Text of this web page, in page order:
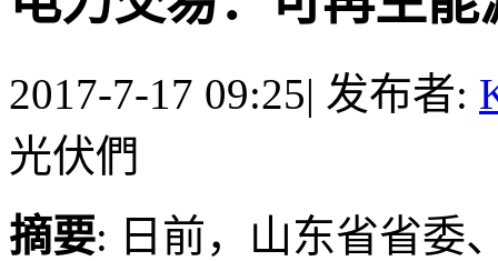
2017-7-17 09:25| 发布者:
光伏們
摘要: 日前，山东省省委